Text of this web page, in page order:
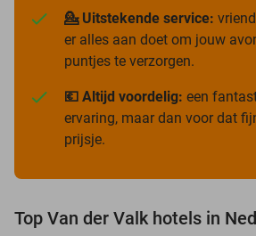
💁 Uitstekende service:
er alles aan doet om jouw
puntjes te verzorgen.
💶 Altijd voordelig: een
ervaring, maar dan voor dat
prijsje.
Top Van der Valk hotels in